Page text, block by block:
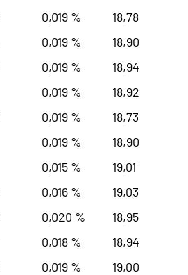
0,019 % 18,78
0,019 % 18,90
0,019 % 18,94
0,019 % 18,92
0,019 % 18,73
0,019 % 18,90
0,015 % 19,01
0,016 % 19,03
0,020 % 18,95
0,018 % 18,94
0,019 % 19,00